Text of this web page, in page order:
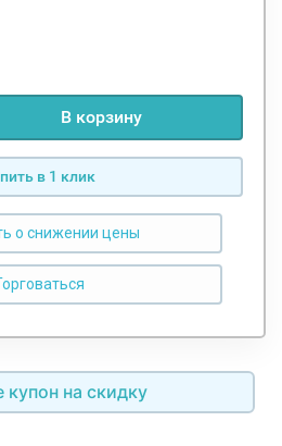
В корзину
в 1 клик
о снижении цены
купон на скидку